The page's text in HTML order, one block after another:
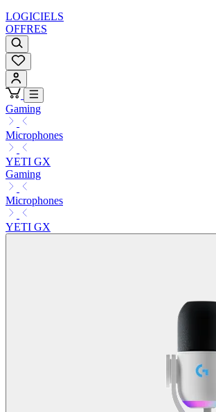
LOGICIELS
OFFRES
Gaming
Microphones
YETI GX
Gaming
Microphones
YETI GX